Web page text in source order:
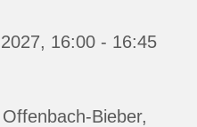
16:00 - 16:45
Bieber,